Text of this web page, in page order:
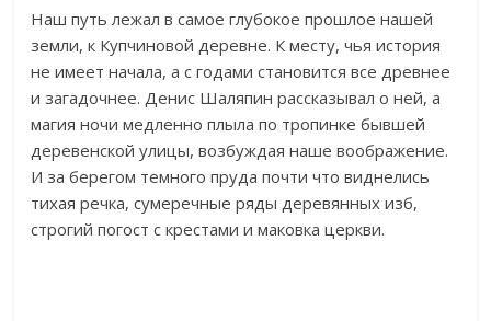
Наш путь лежал в самое глубокое прошлое нашей
земли, к Купчиновой деревне. К месту, чья история
не имеет начала, а с годами становится все древнее
и загадочнее. Денис Шаляпин рассказывал о ней, а
магия ночи медленно плыла по тропинке бывшей
деревенской улицы, возбуждая наше воображение.
И за берегом темного пруда почти что виднелись
тихая речка, сумеречные ряды деревянных изб,
строгий погост с крестами и маковка церкви.